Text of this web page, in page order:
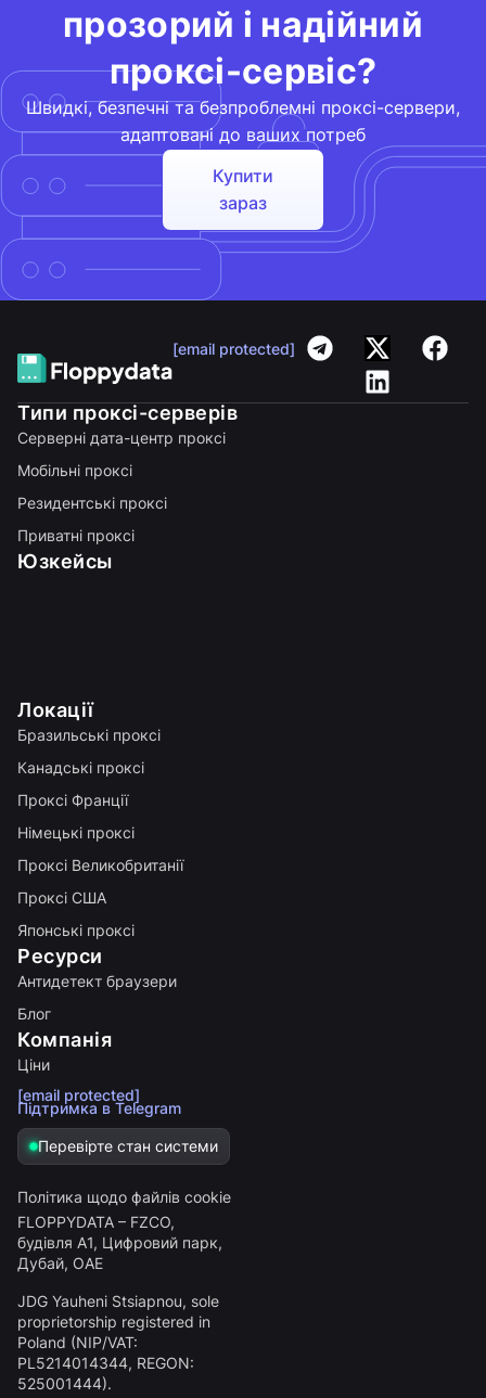
прозорий і надійний
проксі-сервіс?
Швидкі, безпечні та безпроблемні проксі-сервери,
адаптовані до ваших потреб
Купити
зараз
[email protected]
Типи проксі-серверів
Серверні дата-центр проксі
Мобільні проксі
Резидентські проксі
Приватні проксі
Юзкейсы
Локації
Бразильські проксі
Канадські проксі
Проксі Франції
Німецькі проксі
Проксі Великобританії
Проксі США
Японські проксі
Ресурси
Антидетект браузери
Блог
Компанія
Ціни
[email protected]
Підтримка в Telegram
Перевірте стан системи
FLOPPYDATA – FZCO,
будівля A1, Цифровий парк,
Дубай, ОАЕ
JDG Yauheni Stsiapnou, sole
proprietorship registered in
Poland (NIP/VAT:
PL5214014344, REGON:
525001444).
Політика щодо файлів cookie